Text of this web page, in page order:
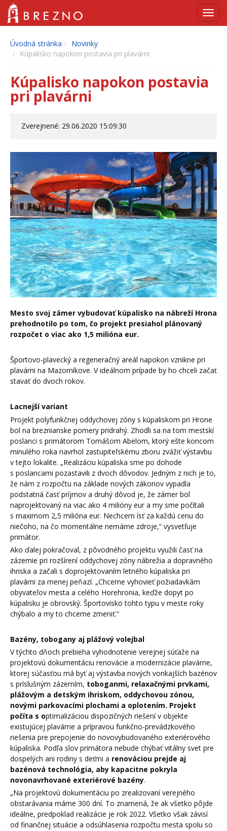
Úvodná stránka
Novinky
Kúpalisko napokon postavia pri plavárni
Kúpalisko napokon postavia
pri plavárni
Zverejnené: 29.06.2020 15:09:30
Mesto svoj zámer vybudovať kúpalisko na nábreží Hrona
prehodnotilo po tom, čo projekt presiahol plánovaný
rozpočet o viac ako 1,5 milióna eur.
Športovo-plavecký a regeneračný areál napokon vznikne pri
plavárni na Mazorníkove. V ideálnom prípade by ho chceli začať
stavať do dvoch rokov.
Lacnejší variant
Projekt polyfunkčnej oddychovej zóny s kúpaliskom pri Hrone
bol na breznianske pomery pridrahý. Zhodli sa na tom mestskí
poslanci s primátorom Tomášom Abelom, ktorý ešte koncom
minulého roka navrhol zastupiteľskému zboru zvážiť výstavbu
v tejto lokalite. „Realizáciu kúpaliska sme po dohode
s poslancami pozastavili z dvoch dôvodov. Jedným z nich je to,
že nám z rozpočtu na základe nových zákonov vypadla
podstatná časť príjmov a druhý dôvod je, že zámer bol
naprojektovaný na viac ako 4 milióny eur a my sme počítali
s maximom 2,5 milióna eur. Nechcem ísť za každú cenu do
niečoho, na čo momentálne nemáme zdroje,“ vysvetľuje
primátor.
Ako ďalej pokračoval, z pôvodného projektu využili časť na
zázemie pri rozšírení oddychovej zóny nábrežia a dopravného
ihriska a začali s doprojektovaním letného kúpaliska pri
plavárni za menej peňazí. „Chceme vyhovieť požiadavkám
obyvateľov mesta a celého Horehronia, keďže dopyt po
kúpalisku je obrovský. Športovisko tohto typu v meste roky
chýbalo a my to chceme zmeniť.“
Bazény, tobogany aj plážový volejbal
V týchto dňoch prebieha vyhodnotenie verejnej súťaže na
projektovú dokumentáciu renovácie a modernizácie plavárne,
ktorej súčasťou má byť aj výstavba nových vonkajších bazénov
s príslušným zázemím, toboganmi, relaxačnými prvkami,
plážovým a detským ihriskom, oddychovou zónou,
novými parkovacími plochami a oplotením. Projekt
počíta s optimalizáciou dispozičných riešení v objekte
existujúcej plavárne a prípravou funkčno-prevádzkového
riešenia pre prepojenie do novovybudovaného exteriérového
kúpaliska. Podľa slov primátora nebude chýbať vitálny svet pre
dospelých ani rodiny s deťmi a renováciou prejde aj
bazénová technológia, aby kapacitne pokryla
novonavrhované exteriérové bazény.
„Na projektovú dokumentáciu po zrealizovaní verejného
obstarávania máme 300 dní. To znamená, že ak všetko pôjde
ideálne, predpoklad realizácie je rok 2022. Všetko však závisí
od finančnej situácie a odsúhlasenia rozpočtu mesta spolu so